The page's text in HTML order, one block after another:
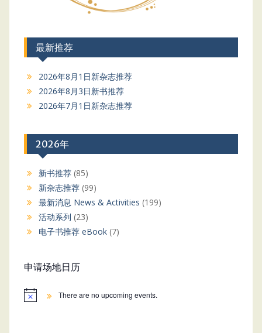
最新推荐
2026年8月1日新杂志推荐
2026年8月3日新书推荐
2026年7月1日新杂志推荐
2026年
新书推荐(85)
新杂志推荐(99)
最新消息 News & Activities (199)
活动系列 (23)
电子书推荐 eBook(7)
申请场地日历
There are no upcoming events.